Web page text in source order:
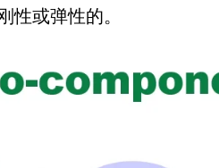
性或弹性的。